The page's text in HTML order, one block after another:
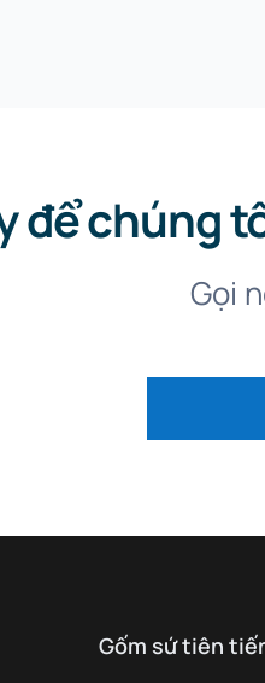
để chúng
Gọi
Gốm sứ tiên